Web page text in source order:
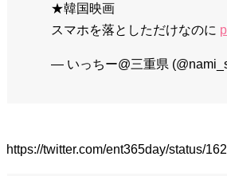
★韓国映画
スマホを落としただけなのに
— いっちー@三重県
https://twitter.com/ent365day/status/